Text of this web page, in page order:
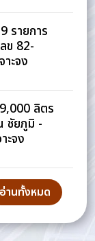
รายการ
ข 82-
ะจง
ลิตร
ชัยภูมิ -
ะจง
อ่านทั้งหมด